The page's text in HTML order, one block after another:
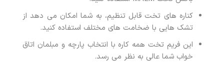
کناره های تخت قابل تنظیم، به شما امکان می دهد از
تشک هایی با ضخامت های مختلف استفاده کنید.
این فریم تخت همه کاره با انتخاب پارچه و مبلمان اتاق
خواب شما عالی به نظر می رسد.